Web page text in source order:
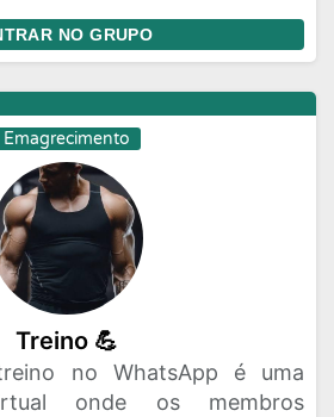
NO GRUPO
Emagrecimento
Treino 💪
no WhatsApp é uma
onde os membros